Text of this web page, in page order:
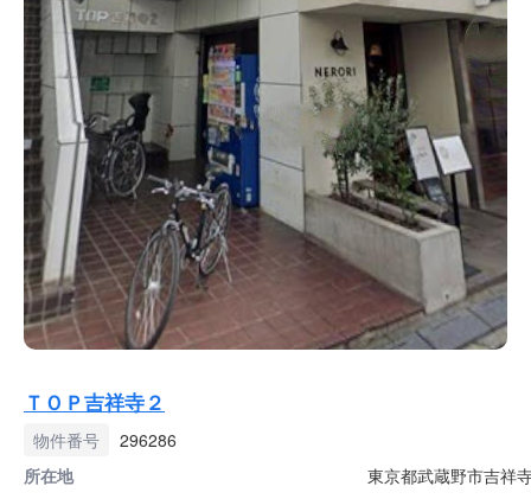
ＴＯＰ吉祥寺２
物件番号
296286
所在地
東京都武蔵野市吉祥